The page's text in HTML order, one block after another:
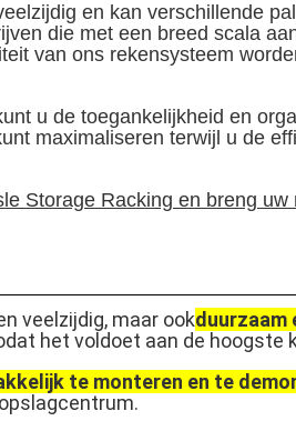
en kan verschillende
die met een breed scala
van ons rekensysteem
u de toegankelijkheid en
maximaliseren terwijl u de
Storage Racking en breng
veelzijdig, maar ookduurzaam
het voldoet aan de
te monteren en te